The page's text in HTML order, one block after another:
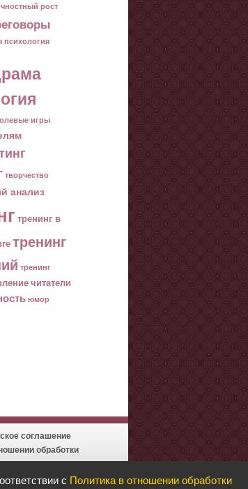
рост
психология
игры
творчество
анализ
тренинг в
тренинг
тренинг
читатели
юмор
соглашение
обработки
данных
с Политика в отношении обработки